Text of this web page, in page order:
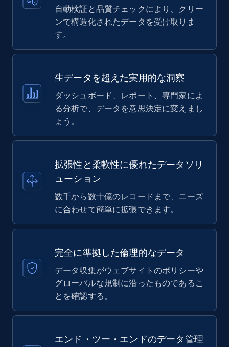
自動検証と品質チェックにより、クリー
ンで構造化されたデータを受け取りま
す。
生データを超えた実用的な洞察
ダッシュボード、レポート、専門家によ
る分析で、データを意思決定に変えまし
ょう。
拡張性と柔軟性に優れたデータソリ
ューション
数千から数十億のレコードまで、ニーズ
に合わせて簡単に拡張できます。
完全に準拠した倫理的なデータ
データ収集がウェブサイトのポリシーや
グローバルな規制に沿ったものであるこ
とを確認する。
エンド・ツー・エンドのデータ管理